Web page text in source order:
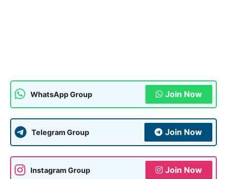
WhatsApp Group Join Now
Telegram Group Join Now
Instagram Group Join Now